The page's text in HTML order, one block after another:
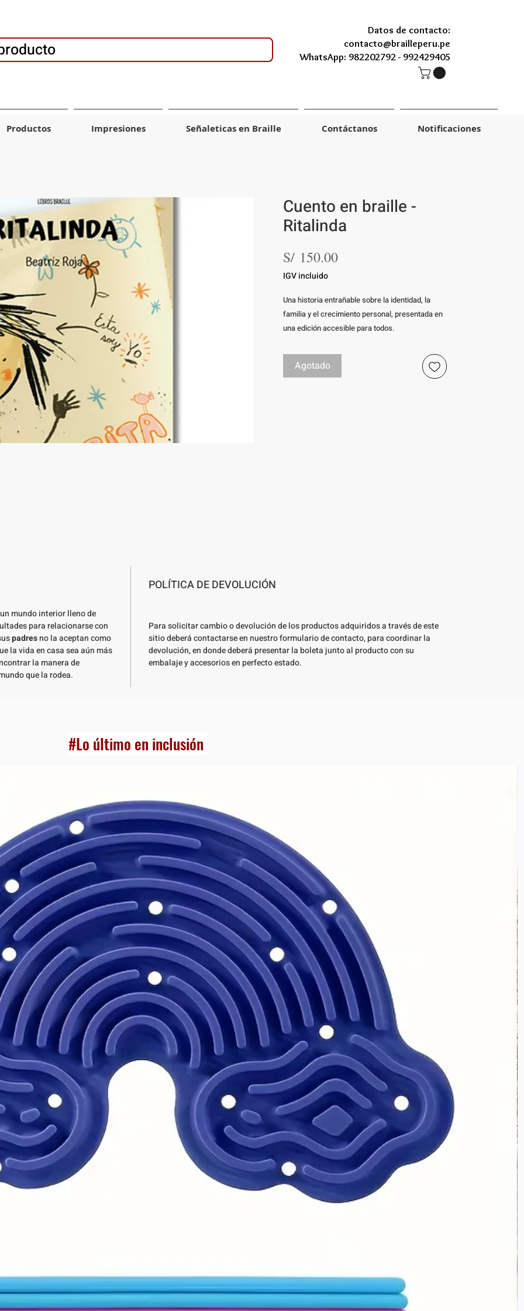
Datos de contacto:
contacto@brailleperu.pe
WhatsApp: 982202792 - 992429405
Productos Impresiones Señaleticas en Braille Contáctanos Notificaciones
Cuento en braille -
Ritalinda
S/ 150.00Precio
IGV incluido
Una historia entrañable sobre la identidad, la
familia y el crecimiento personal, presentada en
una edición accesible para todos.
✔ Formato: Braille
✔ Páginas: 108
Agotado
mundo interior lleno de
para relacionarse con
padresno la aceptan como
la vida en casa sea aún más
la manera de
que la rodea.
POLÍTICA DE DEVOLUCIÓN
Para solicitar cambio o devolución de los productos adquiridos a través de este
sitio deberá contactarse en nuestro formulario de contacto, para coordinar la
devolución, en donde deberá presentar la boleta junto al producto con su
embalaje y accesorios en perfecto estado.
#Lo último en inclusión